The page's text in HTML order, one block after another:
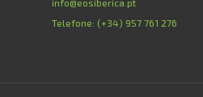
info@eosiberica.pt
Telefone: (+34) 957 761 276